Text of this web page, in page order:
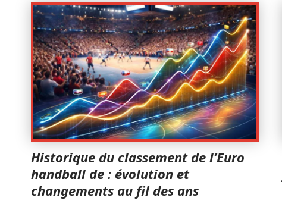
Historique du classement de l’Euro
handball de : évolution et
changements au fil des ans